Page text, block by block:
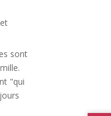
sont
"qui